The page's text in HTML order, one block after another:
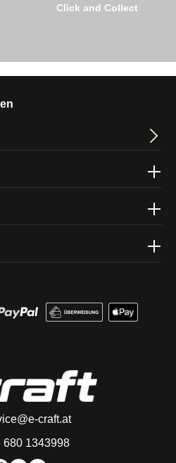
Click and Collect
ihnen einverstanden.
craft.at
680 1343998